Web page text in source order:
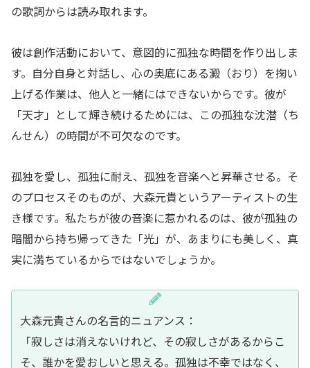
の歌詞からは読み取れます。
彼は創作活動において、意図的に孤独な時間を作り出しま
す。自分自身と対話し、心の奥底にある澱（おり）を掬い
上げる作業は、他人と一緒にはできないからです。彼が
「天才」として輝き続けるためには、この孤独な沈潜（ち
んせん）の時間が不可欠なのです。
孤独を愛し、孤独に耐え、孤独を音楽へと昇華させる。そ
のプロセスそのものが、大森元貴というアーティストの生
き様です。私たちが彼の音楽に惹かれるのは、彼が孤独の
暗闇から持ち帰ってきた「光」が、あまりにも美しく、真
実に満ちているからではないでしょうか。
大森元貴さんの名言的ニュアンス：
「寂しさは消えないけれど、その寂しさがあるからこ
そ、誰かを愛おしいと思える。孤独は不幸ではなく、